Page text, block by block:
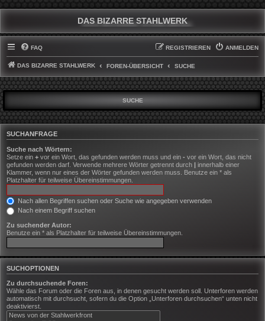
DAS BIZARRE STAHLWERK
FAQ ANMELDEN
REGISTRIEREN
DAS BIZARRE STAHLWERK FOREN-ÜBERSICHT SUCHE
SUCHE
SUCHANFRAGE
Suche nach Wörtern:
Setze ein + vor ein Wort, das gefunden werden muss und ein - vor ein Wort, das nicht
gefunden werden darf. Verwende mehrere Wörter getrennt durch | innerhalb einer
Klammer, wenn nur eines der Wörter gefunden werden muss. Benutze ein * als
Platzhalter für teilweise Übereinstimmungen.
Nach allen Begriffen suchen oder Suche wie angegeben verwenden
Nach einem Begriff suchen
Zu suchender Autor:
Benutze ein * als Platzhalter für teilweise Übereinstimmungen.
SUCHOPTIONEN
Zu durchsuchende Foren:
Wähle das Forum oder die Foren aus, in denen gesucht werden soll. Unterforen werden
automatisch mit durchsucht, sofern du die Option „Unterforen durchsuchen“ unten nicht
deaktivierst.